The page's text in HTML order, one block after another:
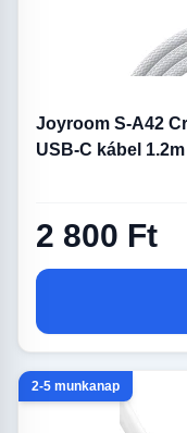
Joyroom S-A42
USB-C kábel
2 800 Ft
2-5 munkanap